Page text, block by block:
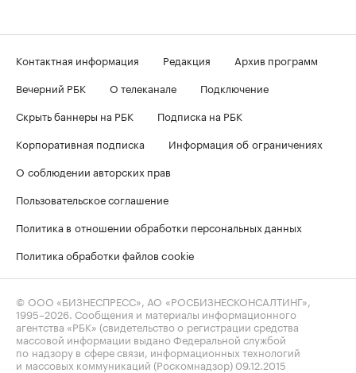
Контактная информация Редакция
Архив программ
Вечерний РБК
О телеканале
Подключение
Скрыть баннеры на РБК
Подписка на РБК
Корпоративная подписка
Информация об ограничениях
О соблюдении авторских прав
Пользовательское соглашение
Политика в отношении обработки персональных данных
Политика обработки файлов cookie
© ООО «БИЗНЕСПРЕСС», АО «РОСБИЗНЕСКОНСАЛТИНГ»,
1995–2026 . Сообщения и материалы информационного
агентства «РБК» (свидетельство о регистрации средства
массовой информации выдано Федеральной службой
по надзору в сфере связи, информационных технологий
и массовых коммуникаций (Роскомнадзор) 09.12.2015